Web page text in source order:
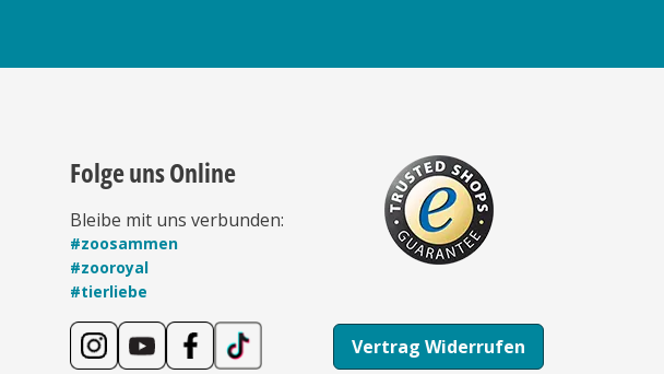
Folge uns Online
Bleibe mit uns verbunden:
#zoosammen
#zooroyal
#tierliebe
Vertrag Widerrufen